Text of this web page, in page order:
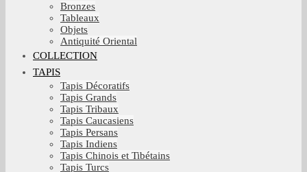
Bronzes
Tableaux
Objets
Antiquité Oriental
COLLECTION
TAPIS
Tapis Décoratifs
Tapis Grands
Tapis Tribaux
Tapis Caucasiens
Tapis Persans
Tapis Indiens
Tapis Chinois et Tibétains
Tapis Turcs